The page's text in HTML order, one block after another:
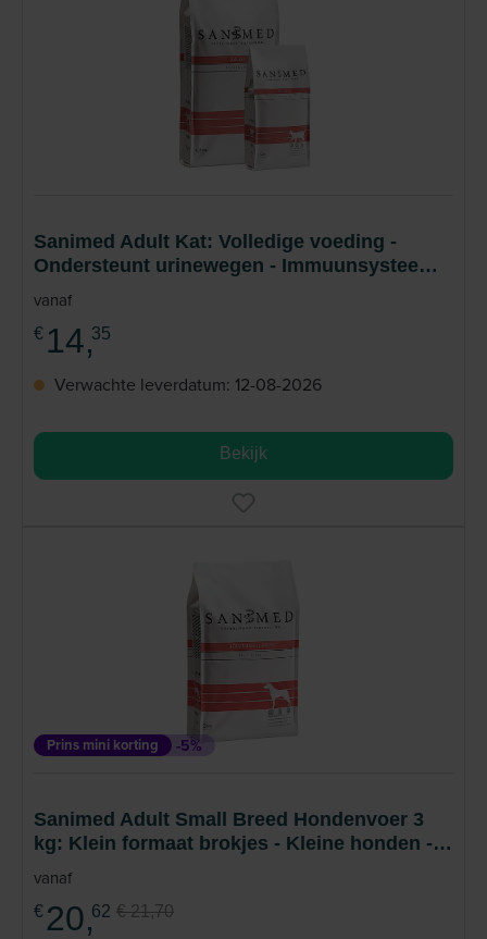
Sanimed Adult Kat: Volledige voeding -
Ondersteunt urinewegen - Immuunsysteem -
Huid
vanaf
€ 14,35
Verwachte leverdatum: 12-08-2026
Bekijk
Prins mini korting -5%
Sanimed Adult Small Breed Hondenvoer 3
kg: Klein formaat brokjes - Kleine honden -
Volledig diervoeder
vanaf
€ 20,62 € 21,70